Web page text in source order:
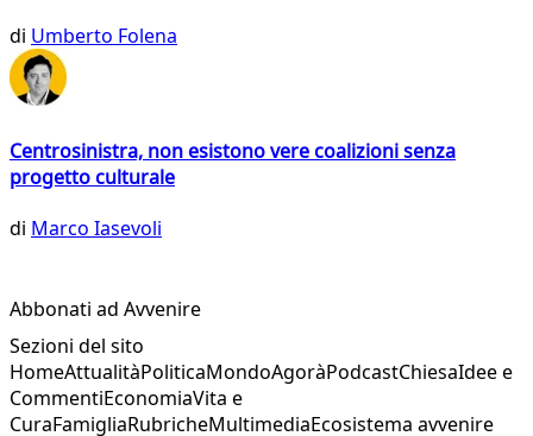
di Umberto Folena
Centrosinistra, non esistono vere coalizioni senza
progetto culturale
di Marco Iasevoli
Abbonati ad Avvenire
Sezioni del sito
HomeAttualitàPoliticaMondoAgoràPodcastChiesaIdee e
CommentiEconomiaVita e
CuraFamigliaRubricheMultimediaEcosistema avvenire